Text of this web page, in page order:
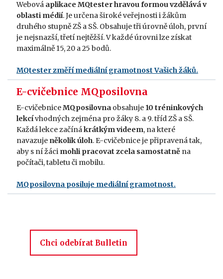
Webová aplikace MQtester hravou formou vzdělává v
oblasti médií. Je určena široké veřejnosti i žákům
druhého stupně ZŠ a SŠ. Obsahuje tři úrovně úloh, první
je nejsnazší, třetí nejtěžší. V každé úrovni lze získat
maximálně 15, 20 a 25 bodů.
MQtester změří mediální gramotnost Vašich žáků.
E-cvičebnice MQposilovna
E-cvičebniceMQposilovna obsahuje 10 tréninkových
lekcívhodných zejména pro žáky 8. a 9. tříd ZŠ a SŠ.
Každá lekce začínákrátkým videem, na které
navazuje několik úloh. E-cvičebnice je připravená tak,
aby s ní žáci mohli pracovat zcela samostatně na
počítači, tabletu či mobilu.
MQposilovna posiluje mediální gramotnost.
Chci odebírat Bulletin